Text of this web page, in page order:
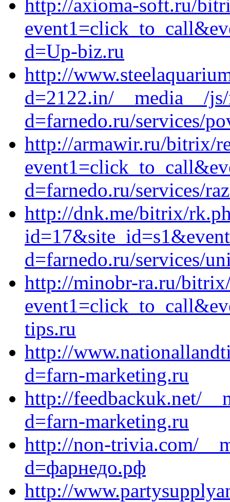
http://axioma-soft.ru/
d=Up-biz.ru
http://
d=2122.in/__media__/
d=farnedo.ru/services/
http://armawir.ru/bitrix/
d=farnedo.ru/services/
http://dnk.me/bitrix/
d=farnedo.ru/services/
http://minobr-ra.ru/
tips.ru
http://
d=farn-marketing.ru
http://feedbackuk.net/
d=farn-marketing.ru
http://non-trivia.com/
d=фарнедо.рф
http://